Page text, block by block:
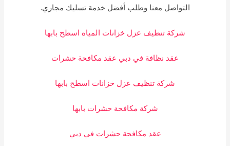
التواصل معنا وطلب أفضل خدمة تسليك مجاري.
شركة تنظيف عزل خزانات المياه اسطح بابها
عقد نظافة في دبي عقد مكافحة حشرات
شركة تنظيف عزل خزانات اسطح بابها
شركة مكافحة حشرات بابها
عقد مكافحة حشرات في دبي